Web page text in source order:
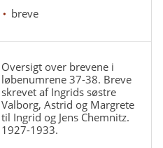
breve
Oversigt over brevene i
løbenumrene 37-38. Breve
skrevet af Ingrids søstre
Valborg, Astrid og Margrete
til Ingrid og Jens Chemnitz.
1927-1933.